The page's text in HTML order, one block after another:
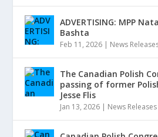
ADVERTISING: MPP
Bashta
Feb 11, 2026 | News
The Canadian Polish
passing of former
Jesse Flis
Jan 13, 2026 | News Releases